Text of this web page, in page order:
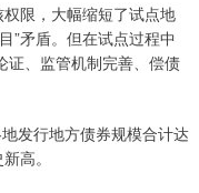
限，大幅缩短了试点地
”矛盾。但在试点过程中
证、监管机制完善、偿债
发行地方债券规模合计达
高。